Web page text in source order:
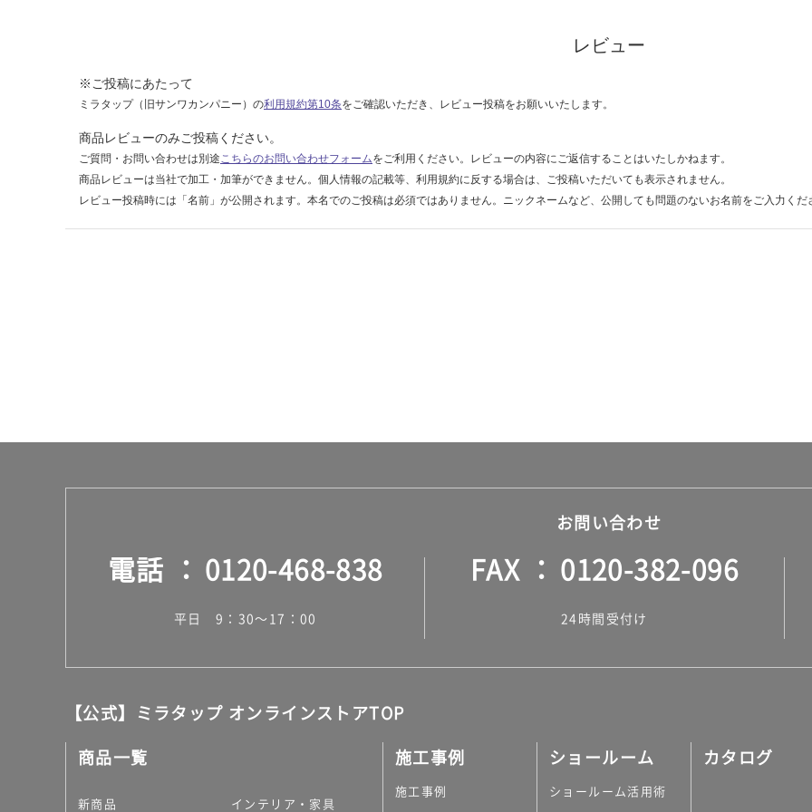
レビュー
※ご投稿にあたって
ミラタップ（旧サンワカンパニー）の利用規約第10条をご確認いただき、レビュー投稿をお願いいたします。
商品レビューのみご投稿ください。
ご質問・お問い合わせは別途こちらのお問い合わせフォームをご利用ください。レビューの内容にご返信することはいたしかねます。
商品レビューは当社で加工・加筆ができません。個人情報の記載等、利用規約に反する場合は、ご投稿いただいても表示されません。
レビュー投稿時には「名前」が公開されます。本名でのご投稿は必須ではありません。ニックネームなど、公開しても問題のないお名前をご入力くだ
お問い合わせ
電話 0120-468-838
平日 9：30～17：00
FAX 0120-382-096
24時間受付け
【公式】ミラタップ オンラインストアTOP
商品一覧
新商品 インテリア・家具
施工事例
施工事例
ショールーム
ショールーム活用術
カタログ